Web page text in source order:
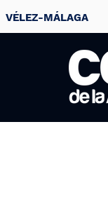
VÉLEZ-MÁLAGA